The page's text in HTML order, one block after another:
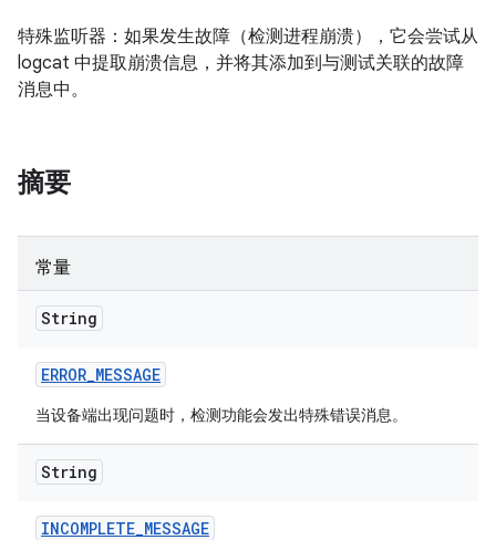
特殊监听器：如果发生故障（检测进程崩溃），它会尝试从
logcat 中提取崩溃信息，并将其添加到与测试关联的故障
消息中。
摘要
常量
String
ERROR_MESSAGE
当设备端出现问题时，检测功能会发出特殊错误消息。
String
INCOMPLETE_MESSAGE